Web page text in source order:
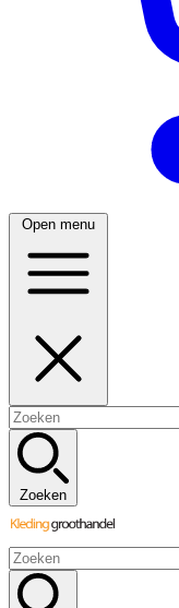
Open menu
Zoeken